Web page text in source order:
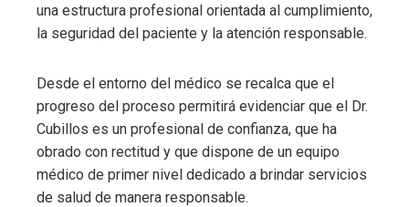
una estructura profesional orientada al cumplimiento,
la seguridad del paciente y la atención responsable.
Desde el entorno del médico se recalca que el
progreso del proceso permitirá evidenciar que el Dr.
Cubillos es un profesional de confianza, que ha
obrado con rectitud y que dispone de un equipo
médico de primer nivel dedicado a brindar servicios
de salud de manera responsable.